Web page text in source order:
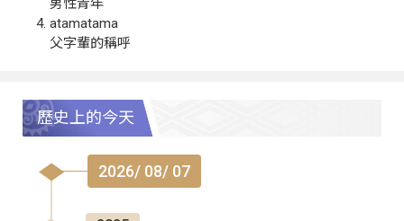
男性青年
atamatama
父字輩的稱呼
歷史上的今天
2026/ 08/ 07